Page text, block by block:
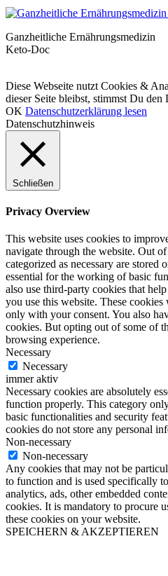
Ganzheitliche Ernährungsmedizin
Keto-Doc
Diese Webseite nutzt Cookies &
dieser Seite bleibst, stimmst Du den
OK Datenschutzerklärung lesen
Datenschutzhinweis
Schließen
Privacy Overview
This website uses cookies to
navigate through the website. Out
categorized as necessary are stored
essential for the working of basic
also use third-party cookies that
you use this website. These
only with your consent. You also
cookies. But opting out of some of
browsing experience.
Necessary
Necessary
immer aktiv
Necessary cookies are absolutely
function properly. This category
basic functionalities and security
cookies do not store any personal
Non-necessary
Non-necessary
Any cookies that may not be
to function and is used specifically
analytics, ads, other embedded
cookies. It is mandatory to procure
these cookies on your website.
SPEICHERN & AKZEPTIEREN